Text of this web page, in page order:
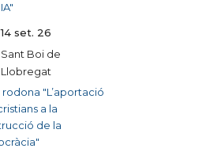
14 set. 26
Sant Boi de
Llobregat
rodona "L’aportació
a la
de la